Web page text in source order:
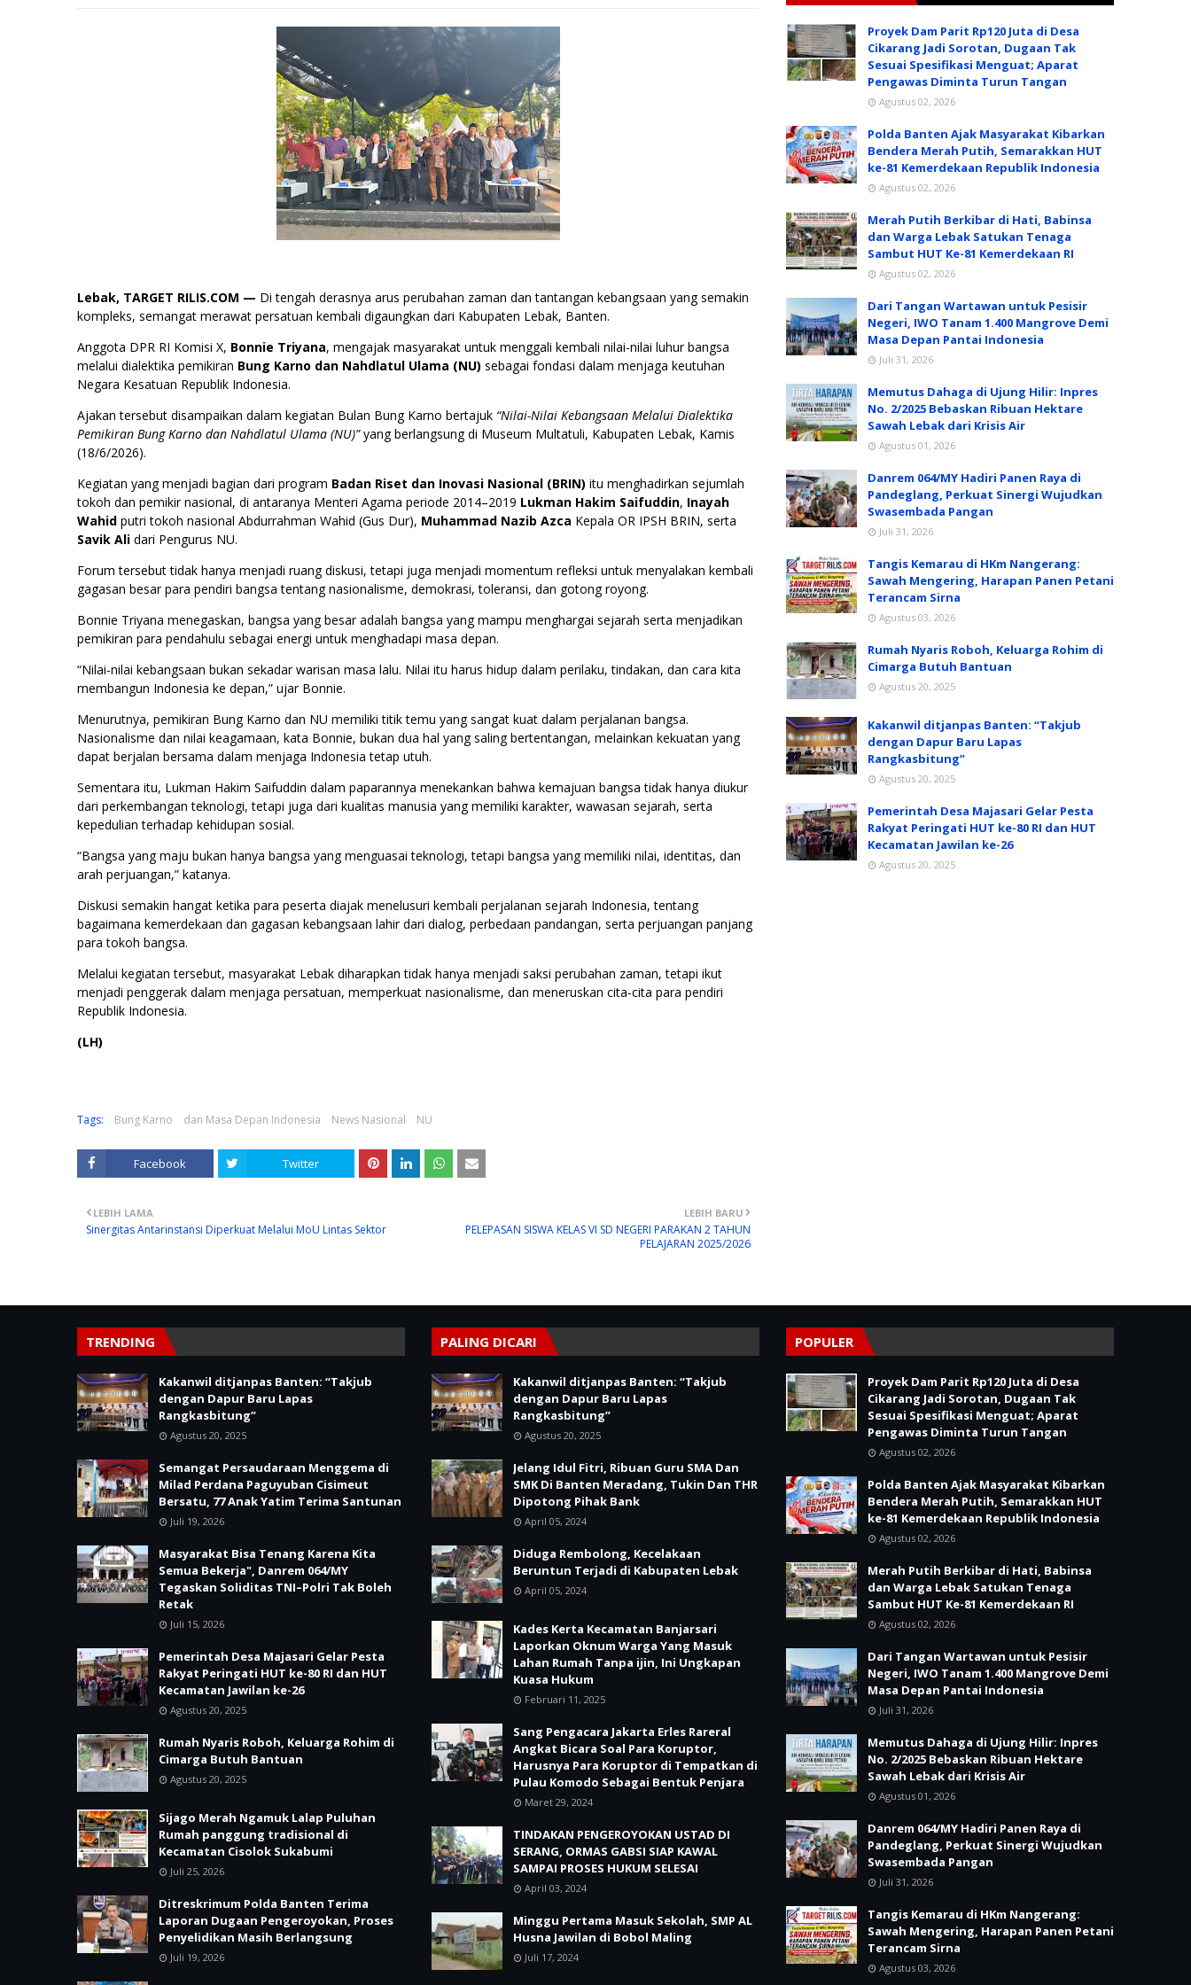
Lebak, TARGET RILIS.COM — Di tengah derasnya arus perubahan zaman dan tantangan kebangsaan yang semakin
kompleks, semangat merawat persatuan kembali digaungkan dari Kabupaten Lebak, Banten.
Anggota DPR RI Komisi X, Bonnie Triyana, mengajak masyarakat untuk menggali kembali nilai-nilai luhur bangsa
melalui dialektika pemikiran Bung Karno dan Nahdlatul Ulama (NU) sebagai fondasi dalam menjaga keutuhan
Negara Kesatuan Republik Indonesia.
Ajakan tersebut disampaikan dalam kegiatan Bulan Bung Karno bertajuk “Nilai-Nilai Kebangsaan Melalui Dialektika
Pemikiran Bung Karno dan Nahdlatul Ulama (NU)”yang berlangsung di Museum Multatuli, Kabupaten Lebak, Kamis
(18/6/2026).
Kegiatan yang menjadi bagian dari program Badan Riset dan Inovasi Nasional (BRIN) itu menghadirkan sejumlah
tokoh dan pemikir nasional, di antaranya Menteri Agama periode 2014–2019 Lukman Hakim Saifuddin, Inayah
Wahid putri tokoh nasional Abdurrahman Wahid (Gus Dur), Muhammad Nazib Azca Kepala OR IPSH BRIN, serta
Savik Ali dari Pengurus NU.
Forum tersebut tidak hanya menjadi ruang diskusi, tetapi juga menjadi momentum refleksi untuk menyalakan kembali
gagasan besar para pendiri bangsa tentang nasionalisme, demokrasi, toleransi, dan gotong royong.
Bonnie Triyana menegaskan, bangsa yang besar adalah bangsa yang mampu menghargai sejarah serta menjadikan
pemikiran para pendahulu sebagai energi untuk menghadapi masa depan.
“Nilai-nilai kebangsaan bukan sekadar warisan masa lalu. Nilai itu harus hidup dalam perilaku, tindakan, dan cara kita
membangun Indonesia ke depan,” ujar Bonnie.
Menurutnya, pemikiran Bung Karno dan NU memiliki titik temu yang sangat kuat dalam perjalanan bangsa.
Nasionalisme dan nilai keagamaan, kata Bonnie, bukan dua hal yang saling bertentangan, melainkan kekuatan yang
dapat berjalan bersama dalam menjaga Indonesia tetap utuh.
Sementara itu, Lukman Hakim Saifuddin dalam paparannya menekankan bahwa kemajuan bangsa tidak hanya diukur
dari perkembangan teknologi, tetapi juga dari kualitas manusia yang memiliki karakter, wawasan sejarah, serta
kepedulian terhadap kehidupan sosial.
“Bangsa yang maju bukan hanya bangsa yang menguasai teknologi, tetapi bangsa yang memiliki nilai, identitas, dan
arah perjuangan,” katanya.
Diskusi semakin hangat ketika para peserta diajak menelusuri kembali perjalanan sejarah Indonesia, tentang
bagaimana kemerdekaan dan gagasan kebangsaan lahir dari dialog, perbedaan pandangan, serta perjuangan panjang
para tokoh bangsa.
Melalui kegiatan tersebut, masyarakat Lebak diharapkan tidak hanya menjadi saksi perubahan zaman, tetapi ikut
menjadi penggerak dalam menjaga persatuan, memperkuat nasionalisme, dan meneruskan cita-cita para pendiri
Republik Indonesia.
(LH)
Tags: Bung Karno dan Masa Depan Indonesia News Nasional NU
Facebook Twitter
LEBIH BARU
PELEPASAN SISWA KELAS VI SD NEGERI PARAKAN 2 TAHUN
PELAJARAN 2025/2026
LEBIH LAMA
Sinergitas Antarinstansi Diperkuat Melalui MoU Lintas Sektor
Proyek Dam Parit Rp120 Juta di Desa
Cikarang Jadi Sorotan, Dugaan Tak
Sesuai Spesifikasi Menguat; Aparat
Pengawas Diminta Turun Tangan
Agustus 02, 2026
Polda Banten Ajak Masyarakat Kibarkan
Bendera Merah Putih, Semarakkan HUT
ke-81 Kemerdekaan Republik Indonesia
Agustus 02, 2026
Merah Putih Berkibar di Hati, Babinsa
dan Warga Lebak Satukan Tenaga
Sambut HUT Ke-81 Kemerdekaan RI
Agustus 02, 2026
Dari Tangan Wartawan untuk Pesisir
Negeri, IWO Tanam 1.400 Mangrove Demi
Masa Depan Pantai Indonesia
Juli 31, 2026
Memutus Dahaga di Ujung Hilir: Inpres
No. 2/2025 Bebaskan Ribuan Hektare
Sawah Lebak dari Krisis Air
Agustus 01, 2026
Danrem 064/MY Hadiri Panen Raya di
Pandeglang, Perkuat Sinergi Wujudkan
Swasembada Pangan
Juli 31, 2026
Tangis Kemarau di HKm Nangerang:
Sawah Mengering, Harapan Panen Petani
Terancam Sirna
Agustus 03, 2026
Rumah Nyaris Roboh, Keluarga Rohim di
Cimarga Butuh Bantuan
Agustus 20, 2025
Kakanwil ditjanpas Banten: “Takjub
dengan Dapur Baru Lapas
Rangkasbitung”
Agustus 20, 2025
Pemerintah Desa Majasari Gelar Pesta
Rakyat Peringati HUT ke-80 RI dan HUT
Kecamatan Jawilan ke-26
Agustus 20, 2025
TRENDING
Kakanwil ditjanpas Banten: “Takjub
dengan Dapur Baru Lapas
Rangkasbitung”
Agustus 20, 2025
Semangat Persaudaraan Menggema di
Milad Perdana Paguyuban Cisimeut
Bersatu, 77 Anak Yatim Terima Santunan
Juli 19, 2026
Masyarakat Bisa Tenang Karena Kita
Semua Bekerja", Danrem 064/MY
Tegaskan Soliditas TNI–Polri Tak Boleh
Retak
Juli 15, 2026
Pemerintah Desa Majasari Gelar Pesta
Rakyat Peringati HUT ke-80 RI dan HUT
Kecamatan Jawilan ke-26
Agustus 20, 2025
Rumah Nyaris Roboh, Keluarga Rohim di
Cimarga Butuh Bantuan
Agustus 20, 2025
Sijago Merah Ngamuk Lalap Puluhan
Rumah panggung tradisional di
Kecamatan Cisolok Sukabumi
Juli 25, 2026
Ditreskrimum Polda Banten Terima
Laporan Dugaan Pengeroyokan, Proses
Penyelidikan Masih Berlangsung
Juli 19, 2026
PALING DICARI
Kakanwil ditjanpas Banten: “Takjub
dengan Dapur Baru Lapas
Rangkasbitung”
Agustus 20, 2025
Jelang Idul Fitri, Ribuan Guru SMA Dan
SMK Di Banten Meradang, Tukin Dan THR
Dipotong Pihak Bank
April 05, 2024
Diduga Rembolong, Kecelakaan
Beruntun Terjadi di Kabupaten Lebak
April 05, 2024
Kades Kerta Kecamatan Banjarsari
Laporkan Oknum Warga Yang Masuk
Lahan Rumah Tanpa ijin, Ini Ungkapan
Kuasa Hukum
Februari 11, 2025
Sang Pengacara Jakarta Erles Rareral
Angkat Bicara Soal Para Koruptor,
Harusnya Para Koruptor di Tempatkan di
Pulau Komodo Sebagai Bentuk Penjara
Maret 29, 2024
TINDAKAN PENGEROYOKAN USTAD DI
SERANG, ORMAS GABSI SIAP KAWAL
SAMPAI PROSES HUKUM SELESAI
April 03, 2024
Minggu Pertama Masuk Sekolah, SMP AL
Husna Jawilan di Bobol Maling
Juli 17, 2024
POPULER
Proyek Dam Parit Rp120 Juta di Desa
Cikarang Jadi Sorotan, Dugaan Tak
Sesuai Spesifikasi Menguat; Aparat
Pengawas Diminta Turun Tangan
Agustus 02, 2026
Polda Banten Ajak Masyarakat Kibarkan
Bendera Merah Putih, Semarakkan HUT
ke-81 Kemerdekaan Republik Indonesia
Agustus 02, 2026
Merah Putih Berkibar di Hati, Babinsa
dan Warga Lebak Satukan Tenaga
Sambut HUT Ke-81 Kemerdekaan RI
Agustus 02, 2026
Dari Tangan Wartawan untuk Pesisir
Negeri, IWO Tanam 1.400 Mangrove Demi
Masa Depan Pantai Indonesia
Juli 31, 2026
Memutus Dahaga di Ujung Hilir: Inpres
No. 2/2025 Bebaskan Ribuan Hektare
Sawah Lebak dari Krisis Air
Agustus 01, 2026
Danrem 064/MY Hadiri Panen Raya di
Pandeglang, Perkuat Sinergi Wujudkan
Swasembada Pangan
Juli 31, 2026
Tangis Kemarau di HKm Nangerang:
Sawah Mengering, Harapan Panen Petani
Terancam Sirna
Agustus 03, 2026